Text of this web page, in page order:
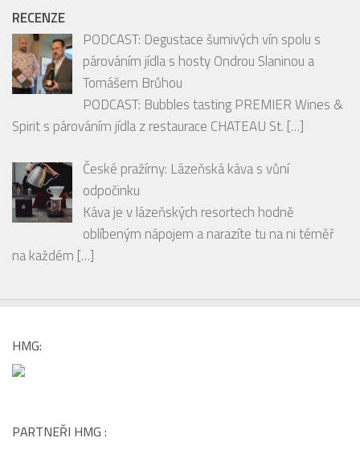
PODCAST: Bubbles tasting PREMIER Wines &
Spirit s párováním jídla z restaurace CHATEAU St.[…]
České pražírny: Lázeňská káva s vůní
odpočinku
Káva je v lázeňských resortech hodně
oblíbeným nápojem a narazíte tu na ni téměř
na každém
[…]
PARTNEŘI HMG :